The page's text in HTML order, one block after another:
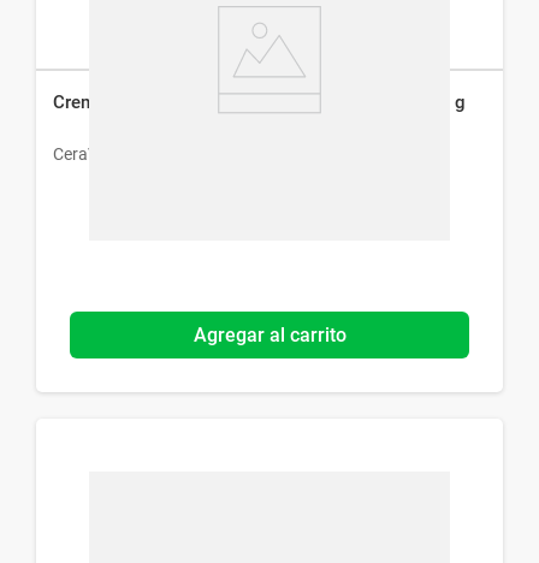
Crema Corporal CeraVe Moisturizing Cream x 60 g
CeraVe
Agregar al carrito